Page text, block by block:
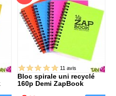
Bloc spirale uni recyclé
160p Demi ZapBook
11 avis